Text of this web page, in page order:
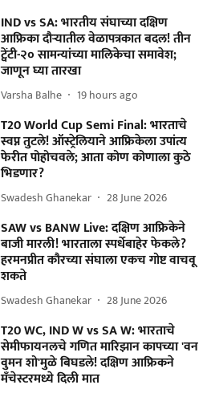
IND vs SA: भारतीय संघाच्या दक्षिण
आफ्रिका दौऱ्यातील वेळापत्रकात बदल! तीन
ट्वेंटी-२० सामन्यांच्या मालिकेचा समावेश;
जाणून घ्या तारखा
Varsha Balhe 19 hours ago
T20 World Cup Semi Final: भारताचे
स्वप्न तुटले! ऑस्ट्रेलियाने आफ्रिकेला उपांत्य
फेरीत पोहोचवले; आता कोण कोणाला कुठे
भिडणार?
Swadesh Ghanekar 28 June 2026
SAW vs BANW Live: दक्षिण आफ्रिकेने
बाजी मारली! भारताला स्पर्धेबाहेर फेकले?
हरमनप्रीत कौरच्या संघाला एकच गोष्ट वाचवू
शकते
Swadesh Ghanekar 28 June 2026
T20 WC, IND W vs SA W: भारताचे
सेमीफायनलचे गणित मारिझान कापच्या 'वन
वुमन शो'मुळे बिघडले! दक्षिण आफ्रिकने
मँचेस्टरमध्ये दिली मात